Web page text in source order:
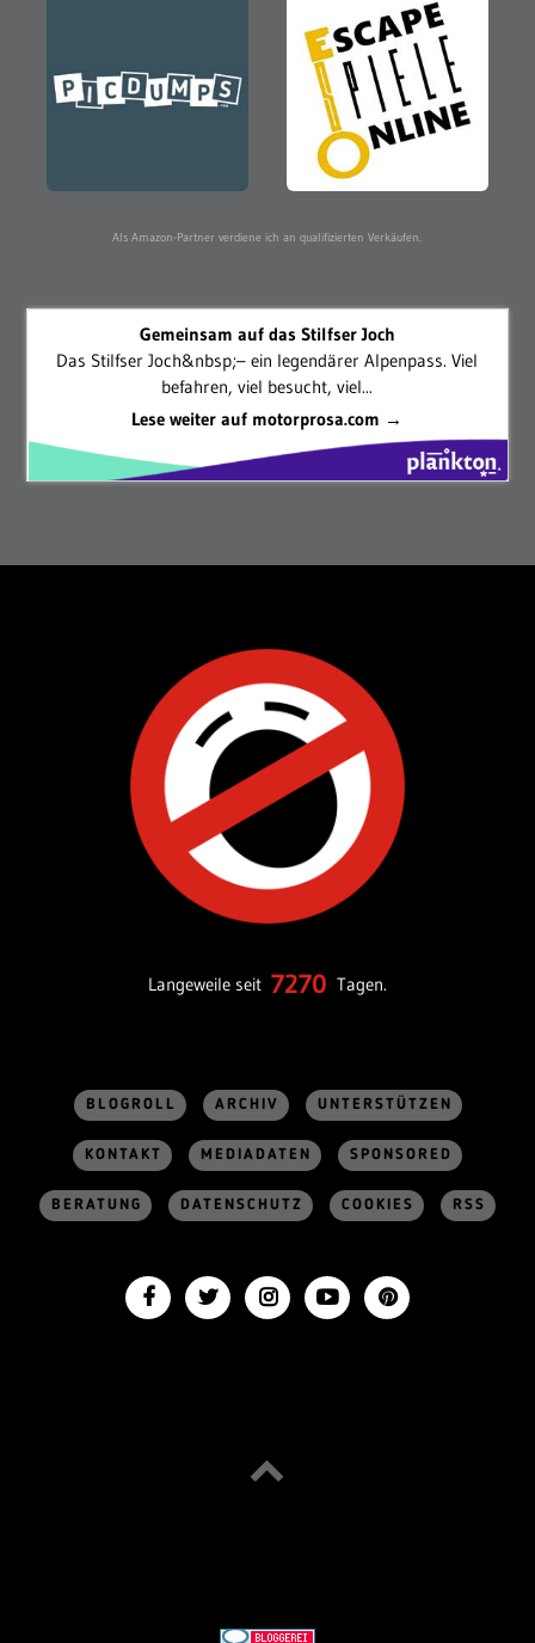
Als Amazon-Partner verdiene ich an qualifizierten Verkäufen.
Gemeinsam auf das Stilfser Joch
Das Stilfser Joch&nbsp;– ein legendärer Alpenpass. Viel
befahren, viel besucht, viel...
Lese weiter auf motorprosa.com →
Langeweile seit 7270 Tagen.
BLOGROLL ARCHIV UNTERSTÜTZEN
KONTAKT MEDIADATEN SPONSORED
BERATUNG DATENSCHUTZ COOKIES RSS